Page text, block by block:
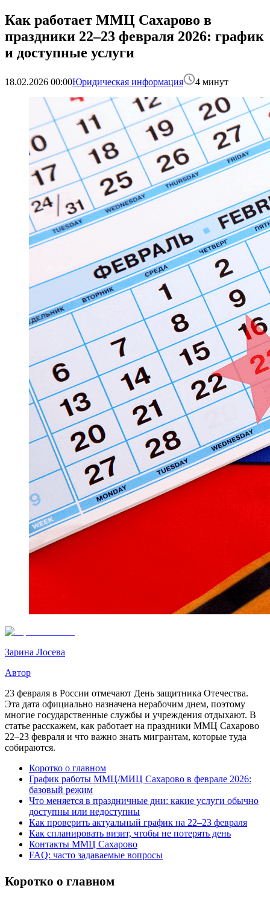
Как работает ММЦ Сахарово в
праздники 22–23 февраля 2026: график
и доступные услуги
18.02.2026 00:00Юридическая информация 4 минут
Зарина Лосева
Автор
23 февраля в России отмечают День защитника Отечества.
Эта дата официально назначена нерабочим днем, поэтому
многие государственные службы и учреждения отдыхают. В
статье расскажем, как работает на праздники ММЦ Сахарово
22–23 февраля и что важно знать мигрантам, которые туда
собираются.
Коротко о главном
График работы ММЦ/МИЦ Сахарово в феврале 2026:
базовый режим
Что меняется в праздничные дни: какие услуги обычно
доступны или недоступны
Как проверить актуальный график на 22–23 февраля
Как спланировать визит, чтобы не потерять день
Контакты ММЦ Сахарово
FAQ: часто задаваемые вопросы
Коротко о главном